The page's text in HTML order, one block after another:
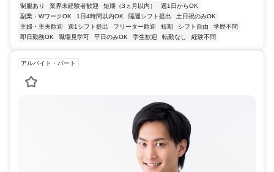
制服あり 業界未経験者歓迎 短期（3ヵ月以内）
週1日からOK
副業・WワークOK
1日4時間以内OK 隔週シフト提出
土日祝のみOK
主婦・主夫歓迎
週1シフト提出 フリーター歓迎 短期 シフト自由
学歴不問
即日勤務OK
職場見学可 平日のみOK 学生歓迎 転勤なし 経験不問
アルバイト・パート